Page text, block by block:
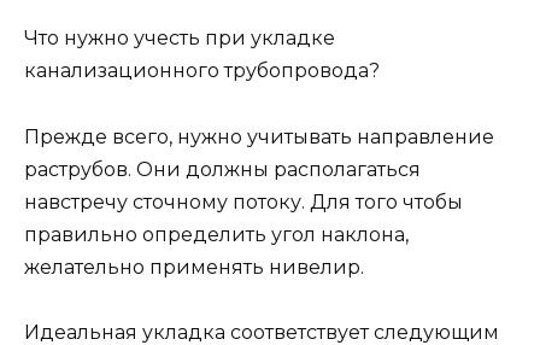
Что нужно учесть при укладке
канализационного трубопровода?
Прежде всего, нужно учитывать направление
раструбов. Они должны располагаться
навстречу сточному потоку. Для того чтобы
правильно определить угол наклона,
желательно применять нивелир.
Идеальная укладка соответствует следующим